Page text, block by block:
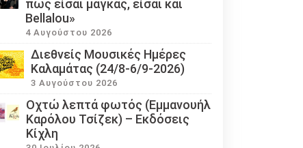
πως είσαι μάγκας, είσαι και
Bellalou»
4 Αυγούστου 2026
Διεθνείς Μουσικές Ημέρες
Καλαμάτας (24/8-6/9-2026)
3 Αυγούστου 2026
Οχτώ λεπτά φωτός (Εμμανουήλ
Καρόλου Τσίζεκ) – Εκδόσεις
Κίχλη